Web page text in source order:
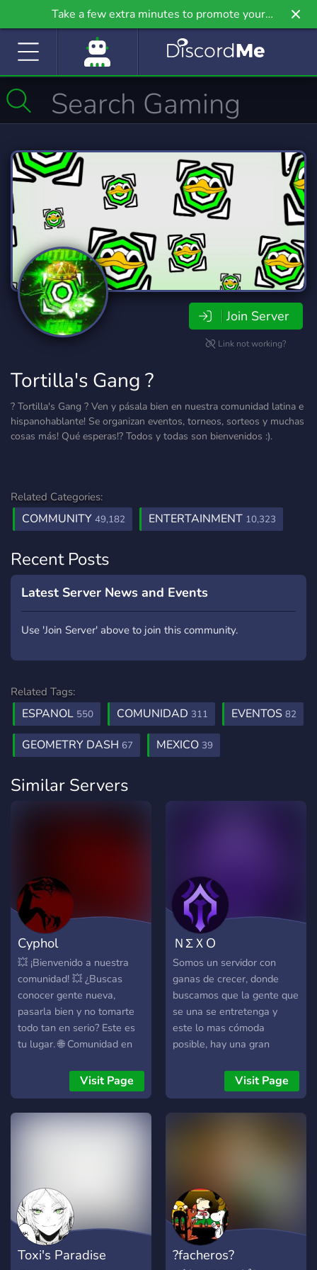
Take a few extra minutes to promote your
community even further on Griv.io, our newest
Join Server
Link not working?
Tortilla's Gang ?
? Tortilla's Gang ? Ven y pásala bien en nuestra comunidad latina e
hispanohablante! Se organizan eventos, torneos, sorteos y muchas
cosas más! Qué esperas!? Todos y todas son bienvenidos :).
Related Categories:
COMMUNITY 49,182 ENTERTAINMENT 10,323
Recent Posts
Latest Server News and Events
Use 'Join Server' above to join this community.
Related Tags:
ESPANOL 550 COMUNIDAD 311 EVENTOS 82
GEOMETRY DASH 67 MEXICO 39
Similar Servers
Cyphol
💥 ¡Bienvenido a nuestra
comunidad! 💥 ¿Buscas
conocer gente nueva,
pasarla bien y no tomarte
todo tan en serio? Este es
tu lugar. 🌐 Comunidad en
humor negro, debates,
memes y risas 😈 Ambiente
semi-tóxico, pero con
buena vibra. Barderos
bienvenidos.
Visit Page
ＮΣＸO
Somos un servidor con
ganas de crecer, donde
buscamos que la gente que
se una se entretenga y
este lo mas cómoda
posible, hay una gran
sistema de roles
personalizado, eventos y
muchas mas cosas en ＮΣ
disfrutes de tu estancia y
agradecemos que te unas ;)
Visit Page
Toxi's Paradise ?facheros?